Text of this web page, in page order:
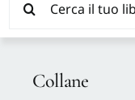
News ed Eventi
Distribuzione
per:
Collane